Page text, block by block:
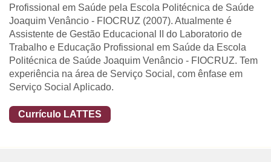
Profissional em Saúde pela Escola Politécnica de Saúde
Joaquim Venâncio - FIOCRUZ (2007). Atualmente é
Assistente de Gestão Educacional II do Laboratorio de
Trabalho e Educação Profissional em Saúde da Escola
Politécnica de Saúde Joaquim Venâncio - FIOCRUZ. Tem
experiência na área de Serviço Social, com ênfase em
Serviço Social Aplicado.
Currículo LATTES